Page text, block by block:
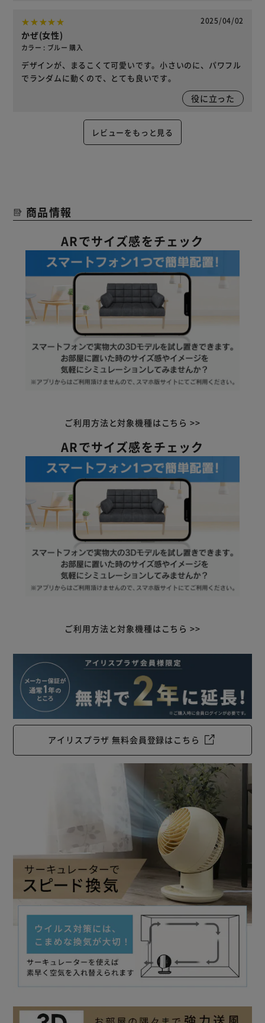
2025/04/02
かぜ(女性)
カラー : ブルー 購入
デザインが、まるこくて可愛いです。小さいのに、パワフル
でランダムに動くので、とても良いです。
役に立った
レビューをもっと見る
商品情報
ARでサイズ感をチェック
ご利用方法と対象機種はこちら >>
ARでサイズ感をチェック
ご利用方法と対象機種はこちら >>
アイリスプラザ 無料会員登録はこちら